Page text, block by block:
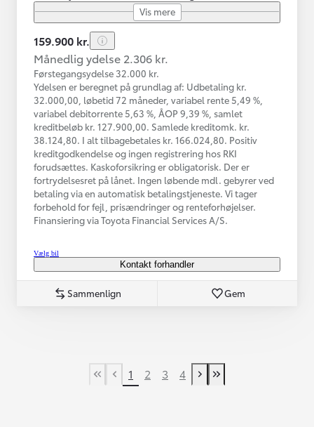
Vis mere
159.900 kr.
Månedlig ydelse 2.306 kr.
Førstegangsydelse 32.000 kr.
Ydelsen er beregnet på grundlag af: Udbetaling kr.
32.000,00, løbetid 72 måneder, variabel rente 5,49 %,
variabel debitorrente 5,63 %, ÅOP 9,39 %, samlet
kreditbeløb kr. 127.900,00. Samlede kreditomk. kr.
38.124,80. I alt tilbagebetales kr. 166.024,80. Positiv
kreditgodkendelse og ingen registrering hos RKI
forudsættes. Kaskoforsikring er obligatorisk. Der er
fortrydelsesret på lånet. Ingen løbende mdl. gebyrer ved
betaling via en automatisk betalingstjeneste. Vi tager
forbehold for fejl, prisændringer og renteforhøjelser.
Finansiering via Toyota Financial Services A/S.
Vælg bil
Kontakt forhandler
Sammenlign Gem
First Page
Tidligere side
1 2 3 4
Næste side
Last Page